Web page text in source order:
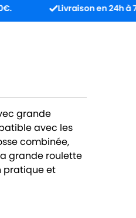
Livraison en 24h à 72h.
grande
avec les
combinée,
grande roulette
pratique et